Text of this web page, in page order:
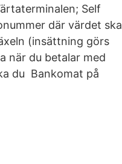
Self
där värdet ska
(insättning görs
när du betalar med
du Bankomat på